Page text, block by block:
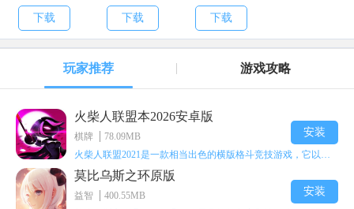
下载 下载 下载
玩家推荐 游戏攻略
火柴人联盟本2026安卓版
棋牌
78.09MB
安装
莫比乌斯之环原版
益智
400.55MB
安装